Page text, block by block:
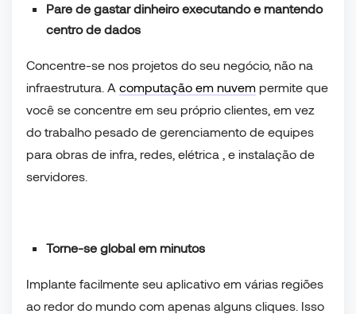
Pare de gastar dinheiro executando e mantendo
centro de dados
Concentre-se nos projetos do seu negócio, não na
infraestrutura. A computação em nuvem permite que
você se concentre em seu próprio clientes, em vez
do trabalho pesado de gerenciamento de equipes
para obras de infra, redes, elétrica , e instalação de
servidores.
Torne-se global em minutos
Implante facilmente seu aplicativo em várias regiões
ao redor do mundo com apenas alguns cliques. Isso